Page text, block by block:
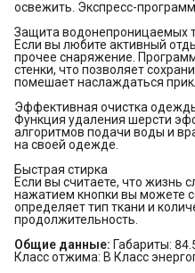
освежить. Экспресс-
Защита водонепроницаемых
Если вы любите активный
прочее снаряжение.
стенки, что позволяет
помешает наслаждаться
Эффективная очистка
Функция удаления шерсти
алгоритмов подачи воды и
на своей одежде.
Быстрая стирка
Если вы считаете, что жизнь
нажатием кнопки вы можете
определяет тип ткани и
продолжительность.
Общие данные: Габариты:
Класс отжима: B Класс